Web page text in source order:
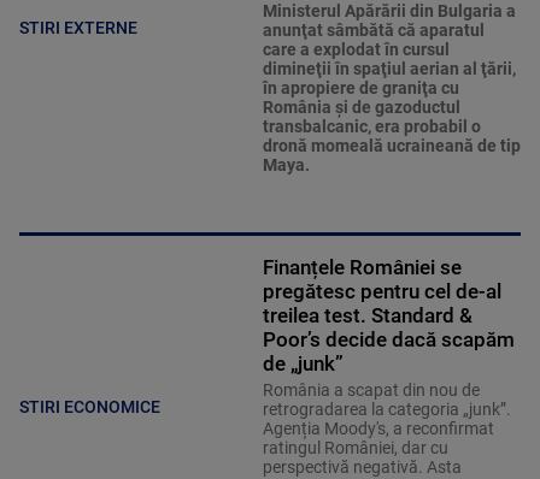
STIRI EXTERNE
Ministerul Apărării din Bulgaria a
anunţat sâmbătă că aparatul
care a explodat în cursul
dimineţii în spaţiul aerian al ţării,
în apropiere de graniţa cu
România şi de gazoductul
transbalcanic, era probabil o
dronă momeală ucraineană de tip
Maya.
STIRI ECONOMICE
Finanțele României se
pregătesc pentru cel de-al
treilea test. Standard &
Poor’s decide dacă scapăm
de „junk”
România a scapat din nou de
retrogradarea la categoria „junk”.
Agenția Moody's, a reconfirmat
ratingul României, dar cu
perspectivă negativă. Asta